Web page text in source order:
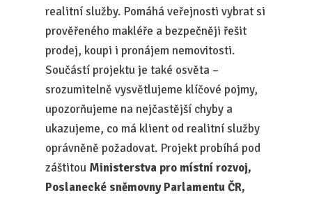
realitní služby. Pomáhá veřejnosti vybrat si
prověřeného makléře a bezpečněji řešit
prodej, koupi i pronájem nemovitosti.
Součástí projektu je také osvěta –
srozumitelně vysvětlujeme klíčové pojmy,
upozorňujeme na nejčastější chyby a
ukazujeme, co má klient od realitní služby
oprávněně požadovat. Projekt probíhá pod
záštitou Ministerstva pro místní rozvoj,
Poslanecké sněmovny Parlamentu ČR,